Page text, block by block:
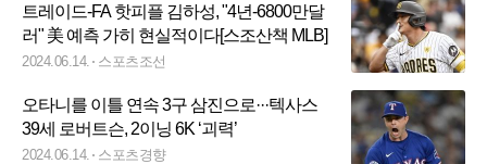
트레이드-FA 핫피플 김하성, "4년-6800만달
러" 美 예측 가히 현실적이다[스조산책 MLB]
2024.06.14. 스포츠조선
오타니를 이틀 연속 3구 삼진으로···텍사스
39세 로버트슨, 2이닝 6K ‘괴력’
2024.06.14. 스포츠경향